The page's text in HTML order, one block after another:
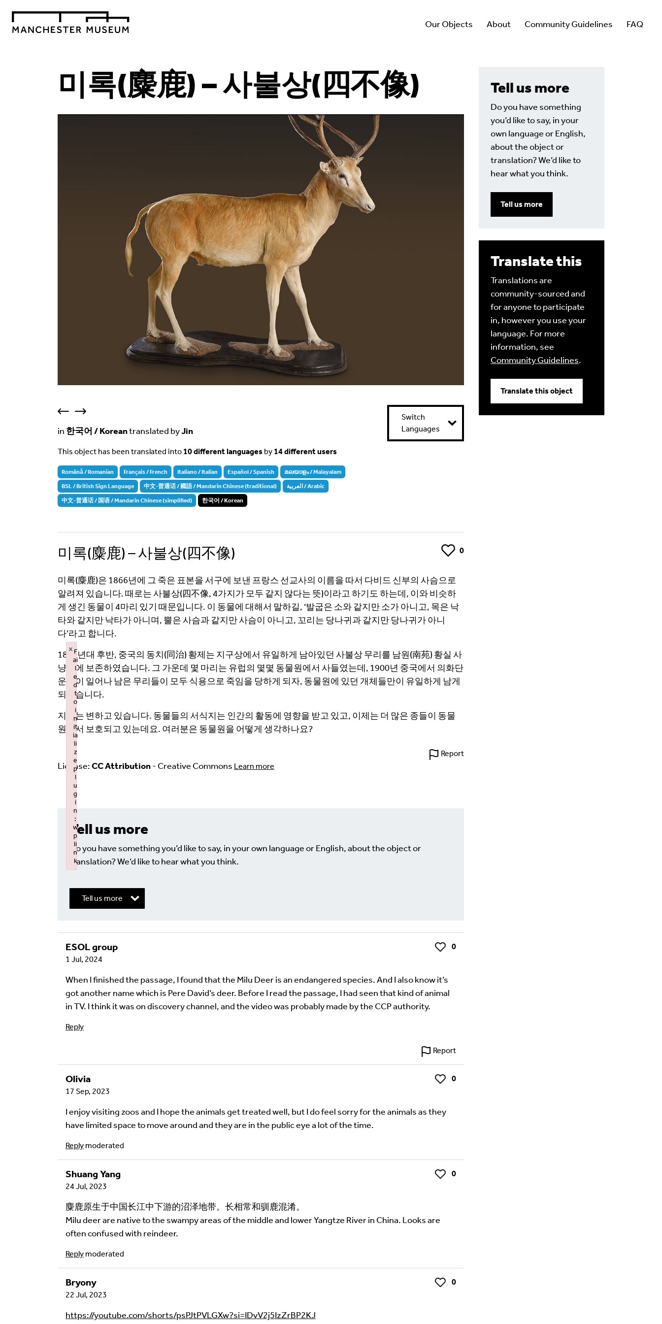
Our Objects About Community Guidelines FAQ
미록(麋鹿) – 사불상(四不像)
in 한국어 / Koreantranslated byJin
This object has been translated into 10 different languages by 14 different users
Română / Romanian Français / French Italiano / Italian Español / Spanish മലയാളം / Malayalam
BSL / British Sign Language 中文-普通话 / 國語 / Mandarin Chinese (traditional) العربية / Arabic
中文-普通话 / 国语 / Mandarin Chinese (simplified) 한국어 / Korean
Switch
Languages
미록(麋鹿) – 사불상(四不像) Like 0
미록(麋鹿)은 1866년에 그 죽은 표본을 서구에 보낸 프랑스 선교사의 이름을 따서 다비드 신부의 사슴으로
알려져 있습니다. 때로는 사불상(四不像, 4가지가 모두 같지 않다는 뜻)이라고 하기도 하는데, 이와 비슷하
게 생긴 동물이 4마리 있기 때문입니다. 이 동물에 대해서 말하길, ‘발굽은 소와 같지만 소가 아니고, 목은 낙
타와 같지만 낙타가 아니며, 뿔은 사슴과 같지만 사슴이 아니고, 꼬리는 당나귀과 같지만 당나귀가 아니
다’라고 합니다.
1800년대 후반, 중국의 동치(同治) 황제는 지구상에서 유일하게 남아있던 사불상 무리를 남원(南苑) 황실 사
냥터에 보존하였습니다. 그 가운데 몇 마리는 유럽의 몇몇 동물원에서 사들였는데, 1900년 중국에서 의화단
운동이 일어나 남은 무리들이 모두 식용으로 죽임을 당하게 되자, 동물원에 있던 개체들만이 유일하게 남게
되었습니다.
지구는 변하고 있습니다. 동물들의 서식지는 인간의 활동에 영향을 받고 있고, 이제는 더 많은 종들이 동물
원에서 보호되고 있는데요. 여러분은 동물원을 어떻게 생각하나요?
Report
License:CC Attribution- Creative Commons Learn more
Tell us more
Do you have something
you’d like to say, in your
own language or English,
about the object or
translation? We’d like to
hear what you think.
Tell us more
Translate this
Translations are
community-sourced and
for anyone to participate
in, however you use your
language. For more
information, see
Community Guidelines.
Translate this object
Tell us more
Do you have something you’d like to say, in your own language or English, about the object or
translation? We’d like to hear what you think.
Tell us more
Write a Reply or Comment
Your email address will not be published. Required fields are marked
Your Comment
Audio Comment
Language of comment*
Please chooseOther
Agree Terms?
I agree that this will be posted on the Multilingual Museum website under a
ESOL group Like
0
1 Jul, 2024
When I finished the passage, I found that the Milu Deer is an endangered species. And I also know it’s
got another name which is Pere David’s deer. Before I read the passage, I had seen that kind of animal
in TV. I think it was on discovery channel, and the video was probably made by the CCP authority.
Reply
Report
Olivia Like
0
17 Sep, 2023
I enjoy visiting zoos and I hope the animals get treated well, but I do feel sorry for the animals as they
have limited space to move around and they are in the public eye a lot of the time.
Reply moderated
Shuang Yang Like
0
24 Jul, 2023
麋鹿原生于中国长江中下游的沼泽地带。长相常和驯鹿混淆。
Milu deer are native to the swampy areas of the middle and lower Yangtze River in China. Looks are
often confused with reindeer.
Reply moderated
Bryony Like
0
22 Jul, 2023
https://youtube.com/shorts/psPJtPVLGXw?si=IDvV2j5IzZrBP2KJ
F
ai
l
e
d
t
o
i
n
it
ia
li
z
e
p
l
u
g
i
n
:
w
p
li
n
k
×
Failed to initialize plugin: wplink